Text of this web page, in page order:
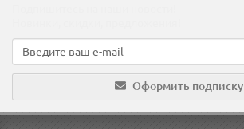
Оформить подписку